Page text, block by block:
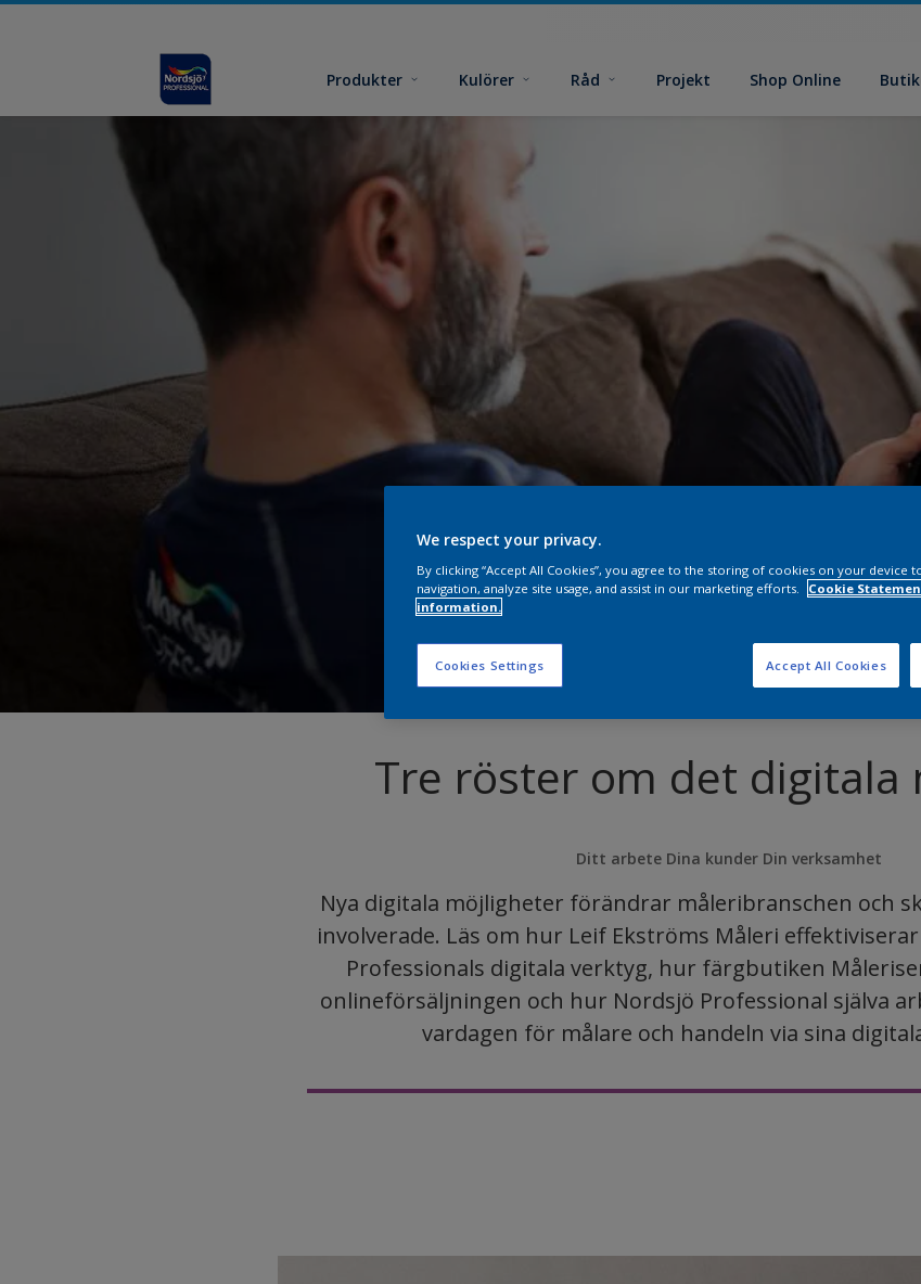
Produkter Kulörer Råd Projekt Shop Online
Tre röster om det digitala
Ditt arbete Dina kunder Din verksamhet
Nya digitala möjligheter förändrar måleribranschen och
involverade. Läs om hur Leif Ekströms Måleri
Professionals digitala verktyg, hur färgbutiken
onlineförsäljningen och hur Nordsjö Professional själva
vardagen för målare och handeln via sina
We respect your privacy.
By clicking “Accept All Cookies”, you agree to the storing of cookies on your device
navigation, analyze site usage, and assist in our marketing efforts.
Cookie
information.
Cookies Settings Accept All Cookies